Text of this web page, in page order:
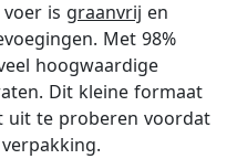
is graanvrij en
Met 98%
hoogwaardige
Dit kleine formaat
uit te proberen voordat